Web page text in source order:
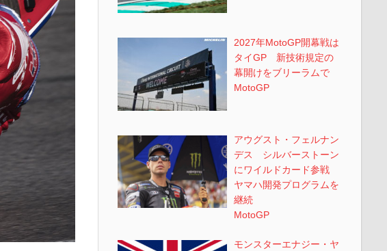
2027年MotoGP開幕戦は
タイGP 新技術規定の
幕開けをブリーラムで
MotoGP
アウグスト・フェルナン
デス シルバーストーン
にワイルドカード参戦
ヤマハ開発プログラムを
継続
MotoGP
モンスターエナジー・ヤ